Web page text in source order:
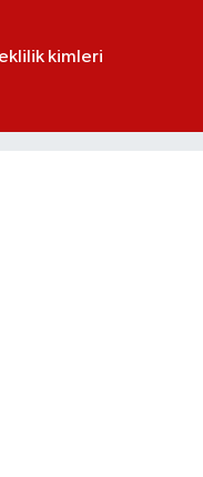
kimleri